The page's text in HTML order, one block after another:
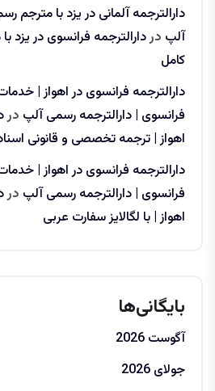
دارالترجمه آلمانی در یزد با مترجم
آلپ دردارالترجمه فرانسوی در یزد
کامل
دارالترجمه فرانسوی در اهواز |
فرانسوی | دارالترجمه رسمی آلپ در
اهواز | ترجمه تخصصی و قانونی
دارالترجمه فرانسوی در اهواز |
فرانسوی | دارالترجمه رسمی آلپ در
اهواز | با لگالایز سفارت عربی
بایگانی‌ها
آگوست 2026
جولای 2026